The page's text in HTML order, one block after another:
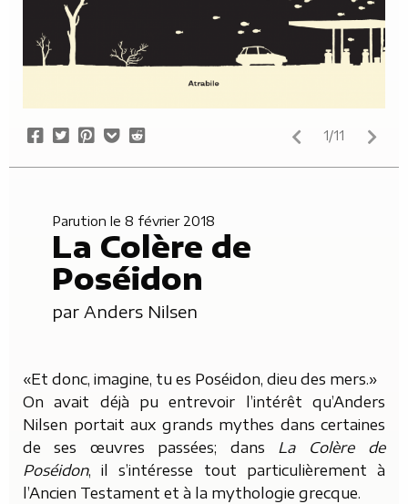
Share
on
Tweet
Pin
it
Add
to
Submit
to
1/11
Parution le 8 février 2018
La Colère de
Poséidon
par Anders Nilsen
«Et donc, imagine, tu es Poséidon, dieu des mers.»
On avait déjà pu entrevoir l’intérêt qu’Anders
Nilsen portait aux grands mythes dans certaines
de ses œuvres passées; dans La Colère de
Poséidon, il s’intéresse tout particulièrement à
l’Ancien Testament et à la mythologie grecque.